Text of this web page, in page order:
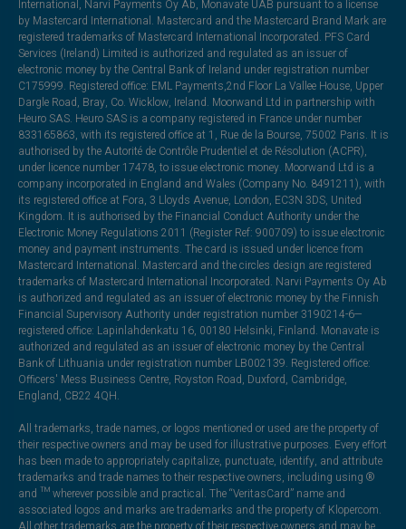
International, Narvi Payments Oy Ab, Monavate UAB pursuant to a license
by Mastercard International. Mastercard and the Mastercard Brand Mark are
registered trademarks of Mastercard International Incorporated. PFS Card
Services (Ireland) Limited is authorized and regulated as an issuer of
electronic money by the Central Bank of Ireland under registration number
C175999. Registered office: EML Payments,2nd Floor La Vallee House, Upper
Dargle Road, Bray, Co. Wicklow, Ireland. Moorwand Ltd in partnership with
Heuro SAS. Heuro SAS is a company registered in France under number
833165863, with its registered office at 1, Rue de la Bourse, 75002 Paris. It is
authorised by the Autorité de Contrôle Prudentiel et de Résolution (ACPR),
under licence number 17478, to issue electronic money. Moorwand Ltd is a
company incorporated in England and Wales (Company No. 8491211), with
its registered office at Fora, 3 Lloyds Avenue, London, EC3N 3DS, United
Kingdom. It is authorised by the Financial Conduct Authority under the
Electronic Money Regulations 2011 (Register Ref: 900709) to issue electronic
money and payment instruments. The card is issued under licence from
Mastercard International. Mastercard and the circles design are registered
trademarks of Mastercard International Incorporated. Narvi Payments Oy Ab
is authorized and regulated as an issuer of electronic money by the Finnish
Financial Supervisory Authority under registration number 3190214-6—
registered office: Lapinlahdenkatu 16, 00180 Helsinki, Finland. Monavate is
authorized and regulated as an issuer of electronic money by the Central
Bank of Lithuania under registration number LB002139. Registered office:
Officers' Mess Business Centre, Royston Road, Duxford, Cambridge,
England, CB22 4QH.
All trademarks, trade names, or logos mentioned or used are the property of
their respective owners and may be used for illustrative purposes. Every effort
has been made to appropriately capitalize, punctuate, identify, and attribute
trademarks and trade names to their respective owners, including using ®
and ™ wherever possible and practical. The “VeritasCard” name and
associated logos and marks are trademarks and the property of Klopercom.